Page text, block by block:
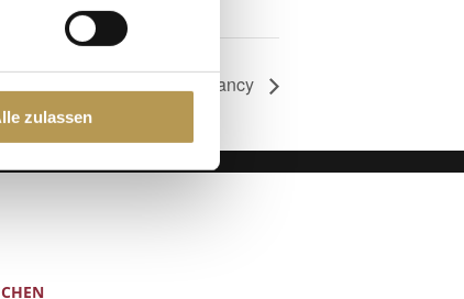
zulassen
Saunaaufguss mit Nancy